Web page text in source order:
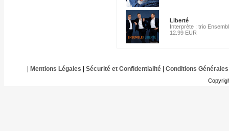
Liberté
Interprète : trio
12.99 EUR
Mentions Légales Sécurité et Confidentialité| Conditions Générales